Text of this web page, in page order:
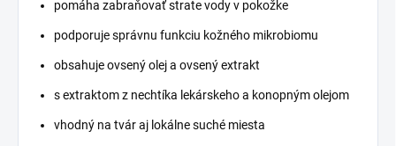
pomáha zabraňovať strate vody v pokožke
podporuje správnu funkciu kožného mikrobiomu
obsahuje ovsený olej a ovsený extrakt
s extraktom z nechtíka lekárskeho a konopným olejom
vhodný na tvár aj lokálne suché miesta